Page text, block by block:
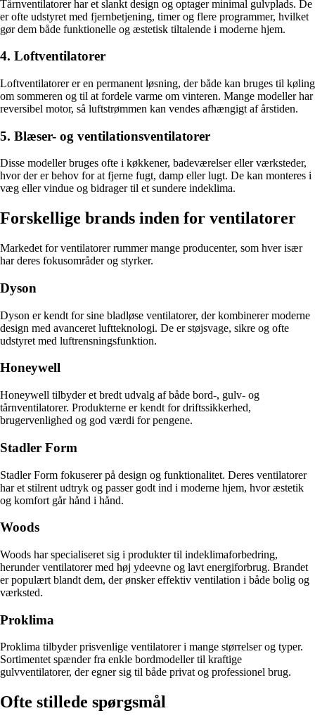
Tårnventilatorer har et slankt design og optager minimal gulvplads. De
er ofte udstyret med fjernbetjening, timer og flere programmer, hvilket
gør dem både funktionelle og æstetisk tiltalende i moderne hjem.
4. Loftventilatorer
Loftventilatorer er en permanent løsning, der både kan bruges til køling
om sommeren og til at fordele varme om vinteren. Mange modeller har
reversibel motor, så luftstrømmen kan vendes afhængigt af årstiden.
5. Blæser- og ventilationsventilatorer
Disse modeller bruges ofte i køkkener, badeværelser eller værksteder,
hvor der er behov for at fjerne fugt, damp eller lugt. De kan monteres i
væg eller vindue og bidrager til et sundere indeklima.
Forskellige brands inden for ventilatorer
Markedet for ventilatorer rummer mange producenter, som hver især
har deres fokusområder og styrker.
Dyson
Dyson er kendt for sine bladløse ventilatorer, der kombinerer moderne
design med avanceret luftteknologi. De er støjsvage, sikre og ofte
udstyret med luftrensningsfunktion.
Honeywell
Honeywell tilbyder et bredt udvalg af både bord-, gulv- og
tårnventilatorer. Produkterne er kendt for driftssikkerhed,
brugervenlighed og god værdi for pengene.
Stadler Form
Stadler Form fokuserer på design og funktionalitet. Deres ventilatorer
har et stilrent udtryk og passer godt ind i moderne hjem, hvor æstetik
og komfort går hånd i hånd.
Woods
Woods har specialiseret sig i produkter til indeklimaforbedring,
herunder ventilatorer med høj ydeevne og lavt energiforbrug. Brandet
er populært blandt dem, der ønsker effektiv ventilation i både bolig og
værksted.
Proklima
Proklima tilbyder prisvenlige ventilatorer i mange størrelser og typer.
Sortimentet spænder fra enkle bordmodeller til kraftige
gulvventilatorer, der egner sig til både privat og professionel brug.
Ofte stillede spørgsmål